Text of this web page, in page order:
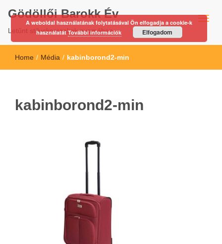
Gödöllői Barokk Év
Letűnt stíluskorszakok nyomában…
Home / Média / kabinborond2-min
kabinborond2-min
A weboldal használatának folytatásával Ön elfogadja a cookie-k
használatátTovábbi információk Elfogadom